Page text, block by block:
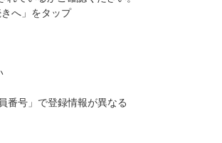
へ」をタップ
番号」で登録情報が異なる